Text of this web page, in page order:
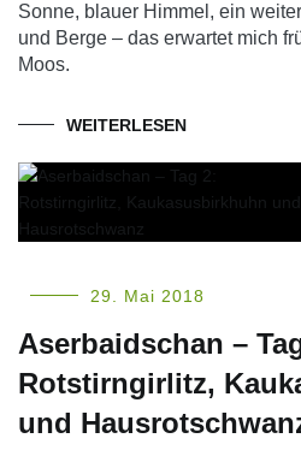
Sonne, blauer Himmel, ein
und Berge – das erwartet mich
Moos.
WEITERLESEN
29. Mai 2018
Aserbaidschan –
Rotstirngirlitz,
und